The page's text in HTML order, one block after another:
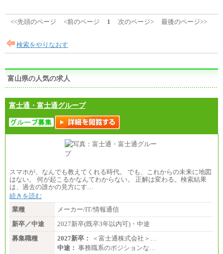
<<先頭のページ <前のページ 1 次のページ> 最後のページ>>
検索をやりなおす
富山県の人気の求人
富士通・富士通グループ
スマホが、なんでも教えてくれる時代。 でも、これからの未来に地図
はない。 何が起こるかなんてわからない。 正解は変わる。検索結果
は、過去の誰かの見方にす…
続きを読む
業種
メーカー/IT/情報通信
新卒／中途
2027新卒(既卒3年以内可)・中途
募集職種
2027新卒：
＜富士通株式会社＞…
中途： 事務職系のポジションな…